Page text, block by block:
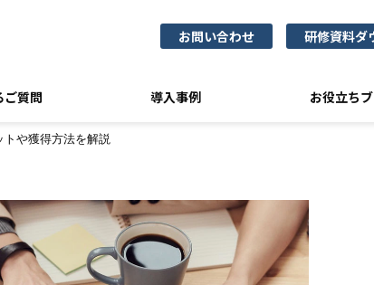
お問い合わせ 研修資料ダ
ご質問 導入事例 お役立ち
トや獲得方法を解説